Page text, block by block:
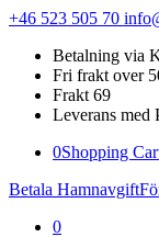
+46 523 505 70
Betalning via
Fri frakt over
Frakt 69
Leverans med
0Shopping
Betala Hamnavgift
0